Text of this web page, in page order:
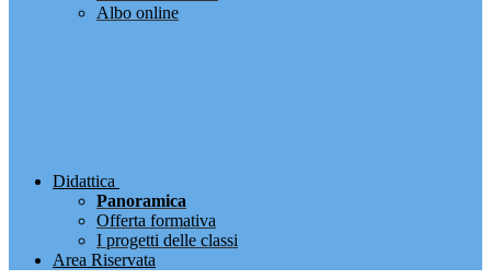
Albo online
Didattica
Panoramica
Offerta formativa
I progetti delle classi
Area Riservata